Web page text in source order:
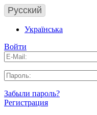
Русский
Українська
Войти
Забыли пароль?
Регистрация